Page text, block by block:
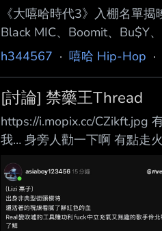
《大嘻哈時代3》入棚名單
Black MIC、Boomit、Bu$Y
HengJones大亨、HenrV、
O.Dk
h344567 · 嘻哈 Hip-Hop ·
[討論] 禁藥王Thread
https://i.mopix.cc/CZikft.jpg
我… 身旁人勸一下啊 有點走